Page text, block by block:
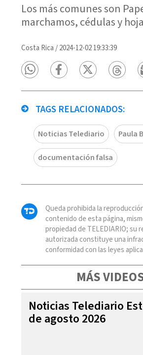
Los más comunes son
marchamos, cédulas y
Costa Rica /2024-12-02 19:33:39
TAGS RELACIONADOS:
Noticias Telediario Paula
documentación falsa
Queda prohibida la
contenido de esta página,
propiedad de TELEDIARIO; su
autorizada constituye una
conformidad con las leyes
MÁS
Noticias Telediario
de agosto 2026